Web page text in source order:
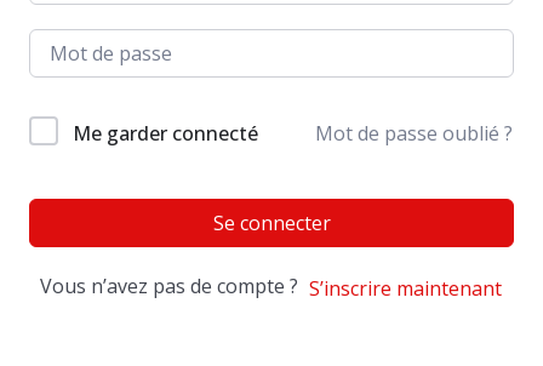
Me garder connecté Mot de passe oublié ?
Se connecter
Vous n’avez pas de compte ? S’inscrire maintenant